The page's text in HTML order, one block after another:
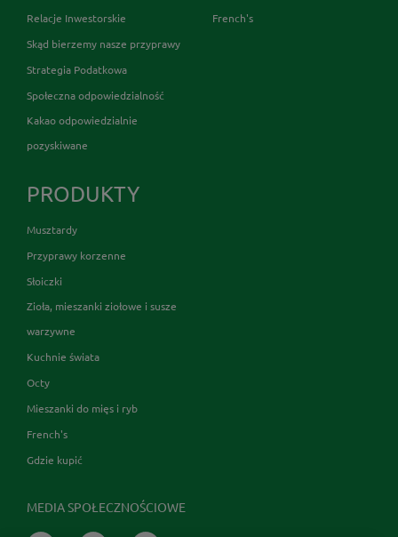
Relacje Inwestorskie
Skąd bierzemy nasze przyprawy
Strategia Podatkowa
Społeczna odpowiedzialność
Kakao odpowiedzialnie
pozyskiwane
French's
PRODUKTY
Musztardy
Przyprawy korzenne
Słoiczki
Zioła, mieszanki ziołowe i susze
warzywne
Kuchnie świata
Octy
Mieszanki do mięs i ryb
French's
Gdzie kupić
MEDIA SPOŁECZNOŚCIOWE